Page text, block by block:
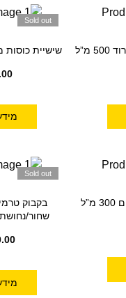
Sold out
שישיית כוסות מדידה
Sold out
בקבוק
שחור/נחושת asobu אסובו